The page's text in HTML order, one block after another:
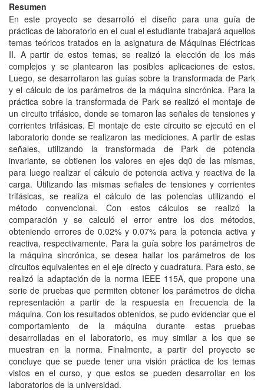
Resumen
En este proyecto se desarrolló el diseño para una guía de
prácticas de laboratorio en el cual el estudiante trabajará aquellos
temas teóricos tratados en la asignatura de Máquinas Eléctricas
II. A partir de estos temas, se realizó la elección de los más
complejos y se plantearon las posibles aplicaciones de estos.
Luego, se desarrollaron las guías sobre la transformada de Park
y el cálculo de los parámetros de la máquina sincrónica. Para la
práctica sobre la transformada de Park se realizó el montaje de
un circuito trifásico, donde se tomaron las señales de tensiones y
corrientes trifásicas. El montaje de este circuito se ejecutó en el
laboratorio donde se realizaron las mediciones. A partir de estas
señales, utilizando la transformada de Park de potencia
invariante, se obtienen los valores en ejes dq0 de las mismas,
para luego realizar el cálculo de potencia activa y reactiva de la
carga. Utilizando las mismas señales de tensiones y corrientes
trifásicas, se realiza el cálculo de las potencias utilizando el
método convencional. Con estos cálculos se realizó la
comparación y se calculó el error entre los dos métodos,
obteniendo errores de 0.02% y 0.07% para la potencia activa y
reactiva, respectivamente. Para la guía sobre los parámetros de
la máquina sincrónica, se desea hallar los parámetros de los
circuitos equivalentes en el eje directo y cuadratura. Para esto, se
realizó la adaptación de la norma IEEE 115A, que propone una
serie de pruebas que permiten obtener los parámetros de dicha
representación a partir de la respuesta en frecuencia de la
máquina. Con los resultados obtenidos, se pudo evidenciar que el
comportamiento de la máquina durante estas pruebas
desarrolladas en el laboratorio, es muy similar a los que se
muestran en la norma. Finalmente, a partir del proyecto se
concluye que se puede tener una visión práctica de los temas
vistos en el curso, y que estos se pueden desarrollar en los
laboratorios de la universidad.